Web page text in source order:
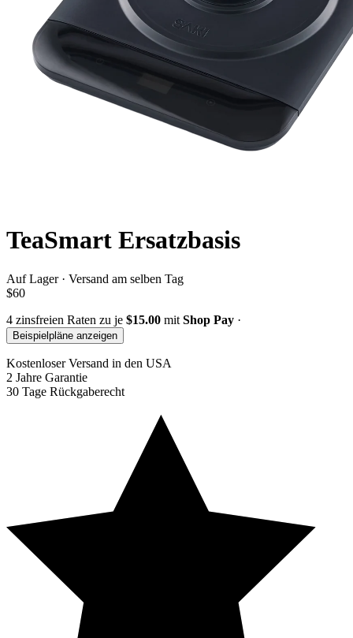
TeaSmart Ersatzbasis
Auf Lager · Versand am selben Tag
$60
4 zinsfreien Raten zu je $15.00 mit Shop Pay ·
Beispielpläne anzeigen
Kostenloser Versand in den USA
2 Jahre Garantie
30 Tage Rückgaberecht